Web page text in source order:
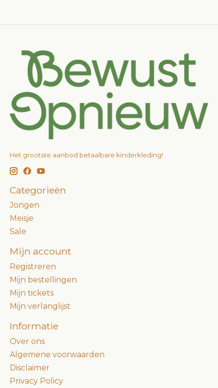
Het grootste aanbod betaalbare kinderkleding!
Categorieën
Jongen
Meisje
Sale
Mijn account
Registreren
Mijn bestellingen
Mijn tickets
Mijn verlanglijst
Informatie
Over ons
Algemene voorwaarden
Disclaimer
Privacy Policy